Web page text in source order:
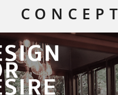
CONCEPT